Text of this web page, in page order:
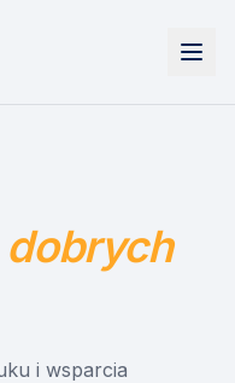
dobrych
i wsparcia